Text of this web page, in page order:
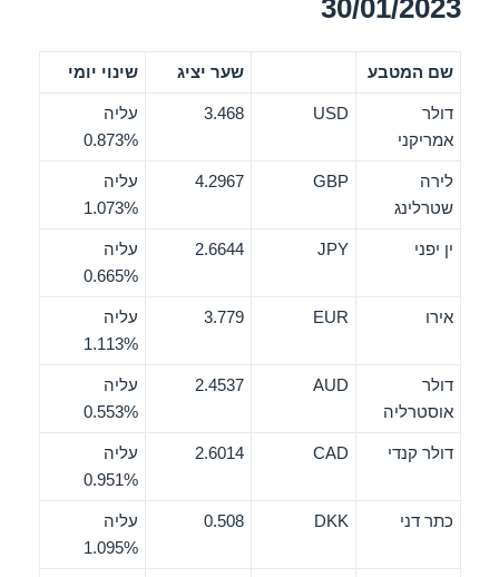
30/01/2023
שם המטבע שער יציג שינוי יומי
דולר
אמריקני
USD
3.468
עליה
0.873%
לירה
שטרלינג
GBP
4.2967
עליה
1.073%
ין יפני JPY
2.6644
עליה
0.665%
אירו EUR
3.779
עליה
1.113%
דולר
אוסטרליה
AUD
2.4537
עליה
0.553%
דולר קנדי CAD
2.6014
עליה
0.951%
כתר דני DKK
0.508
עליה
1.095%